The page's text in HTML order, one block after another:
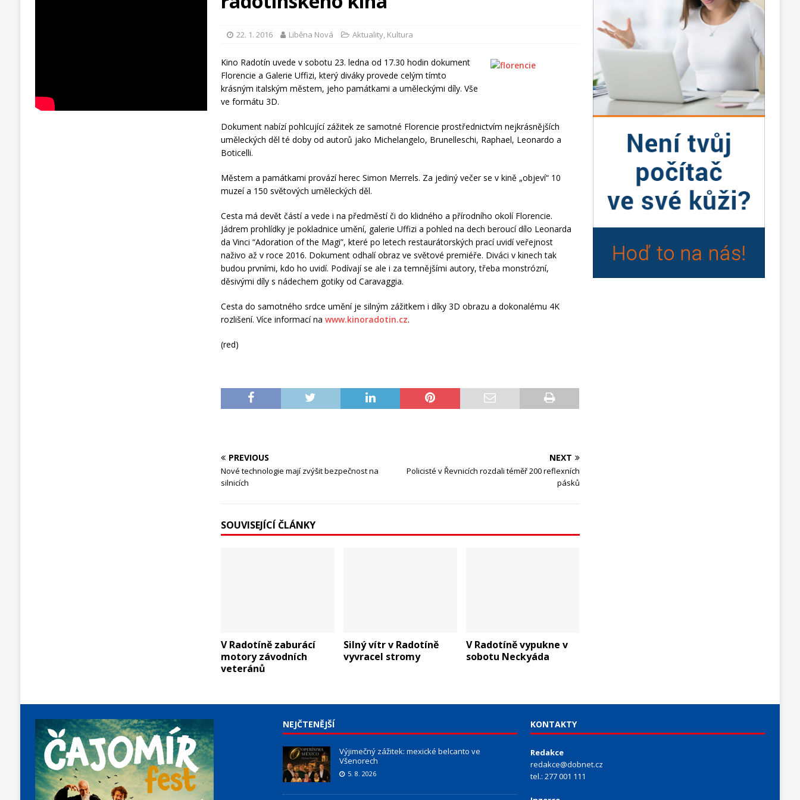
22. 1. 2016 Liběna Nová Aktuality, Kultura
Kino Radotín uvede v sobotu 23. ledna od 17.30 hodin dokument
Florencie a Galerie Uffizi, který diváky provede celým tímto
krásným italským městem, jeho památkami a uměleckými díly. Vše
ve formátu 3D.
Dokument nabízí pohlcující zážitek ze samotné Florencie prostřednictvím nejkrásnějších
uměleckých děl té doby od autorů jako Michelangelo, Brunelleschi, Raphael, Leonardo a
Boticelli.
Městem a památkami provází herec Simon Merrels. Za jediný večer se v kině „objeví“ 10
muzeí a 150 světových uměleckých děl.
Cesta má devět částí a vede i na předměstí či do klidného a přírodního okolí Florencie.
Jádrem prohlídky je pokladnice umění, galerie Uffizi a pohled na dech beroucí dílo Leonarda
da Vinci “Adoration of the Magi”, které po letech restaurátorských prací uvidí veřejnost
naživo až v roce 2016. Dokument odhalí obraz ve světové premiéře. Diváci v kinech tak
budou prvními, kdo ho uvidí. Podívají se ale i za temnějšími autory, třeba monstrózní,
děsivými díly s nádechem gotiky od Caravaggia.
Cesta do samotného srdce umění je silným zážitkem i díky 3D obrazu a dokonalému 4K
rozlišení. Více informací nawww.kinoradotin.cz.
(red)
PREVIOUS
Nové technologie mají zvýšit bezpečnost na
silnicích
NEXT
Policisté v Řevnicích rozdali téměř 200 reflexních
pásků
SOUVISEJÍCÍ ČLÁNKY
V Radotíně zaburácí
motory závodních
veteránů
Silný vítr v Radotíně
vyvracel stromy
V Radotíně vypukne v
sobotu Neckyáda
NEJČTENĚJŠÍ
Výjimečný zážitek: mexické belcanto ve
Všenorech
5. 8. 2026
KONTAKTY
Redakce
redakce@dobnet.cz
tel.: 277 001 111